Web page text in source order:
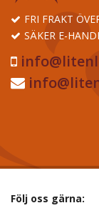
FRI FRAKT
SÄKER E-
Följ oss gärna: